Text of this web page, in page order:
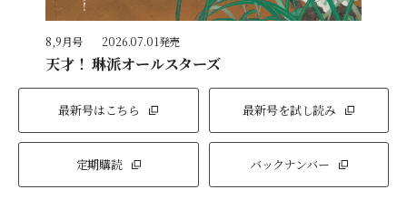
8,9月号 2026.07.01発売
天才！ 琳派オールスターズ
最新号はこちら 最新号を試し読み
定期購読 バックナンバー